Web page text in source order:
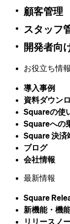
顧客管理
スタッフ
開発者向
お役立ち情報
導入事例
資料ダウン
Squareの​使
Squareへの
Square 決済
ブログ
会社情報
最新情報
Square
新機能・機
リリースノ